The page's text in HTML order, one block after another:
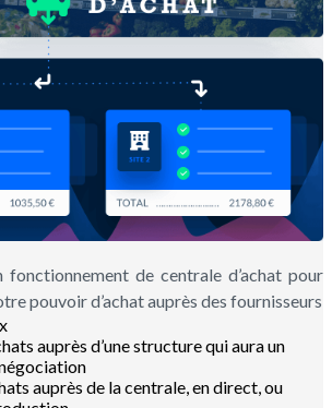
de centrale d’achat pour
pouvoir d’achat auprès des fournisseurs
auprès d’une structure qui aura un
auprès de la centrale, en direct, ou